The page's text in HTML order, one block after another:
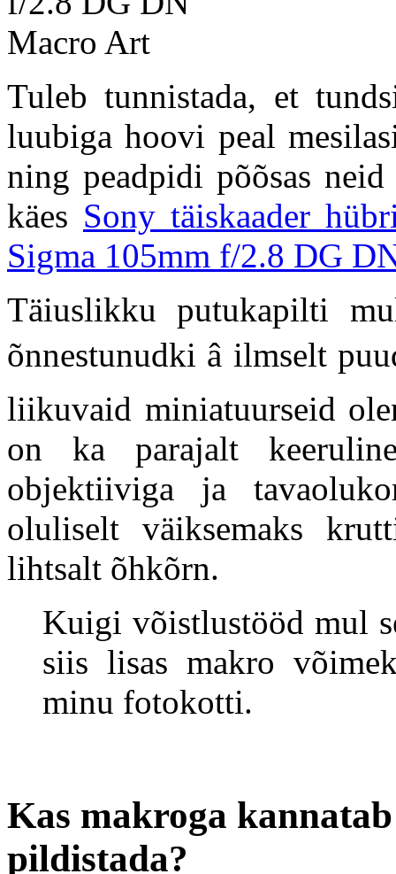
Tuleb tunnistada, et
luubiga hoovi peal
ning peadpidi põõsas
käes Sony täiskaader
Sigma 105mm f/2.8 DG
Täiuslikku putukapilti
õnnestunudki â ilmselt
liikuvaid miniatuurseid
on ka parajalt
objektiiviga ja
oluliselt väiksemaks
lihtsalt õhkõrn.
Kuigi võistlustööd mul
siis lisas makro
minu fotokotti.
Kas makroga
pildistada?